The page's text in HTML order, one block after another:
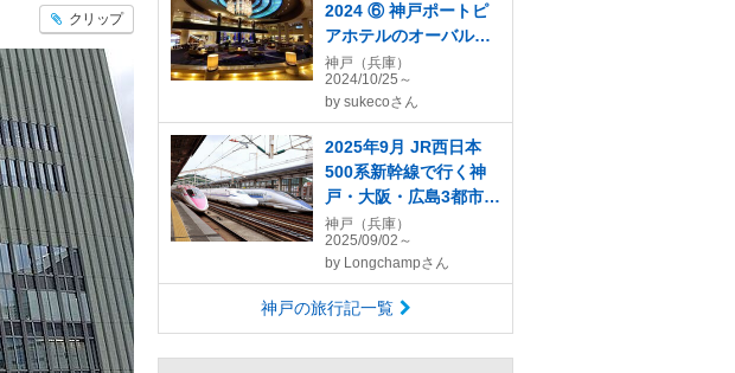
クリップ
2024 ⑥ 神戸ポートピ
アホテルのオーバルク
ラブを満喫！編
神戸（兵庫）
2024/10/25～
by sukecoさん
2025年9月 JR西日本
500系新幹線で行く神
戸・大阪・広島3都市周
遊の旅（１）こだま号
の6号車指定席で岡山ま
で乗車、神戸に到着し
ました編
神戸（兵庫）
2025/09/02～
by Longchampさん
神戸の旅行記一覧